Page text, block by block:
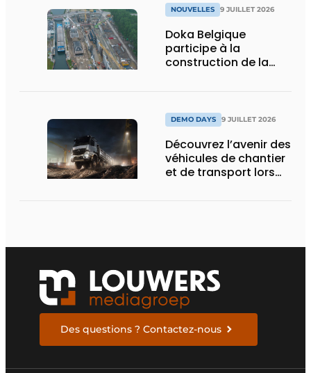
NOUVELLES 9 JUILLET 2026
Doka Belgique
participe à la
construction de la
DEMO DAYS 9 JUILLET 2026
Découvrez l’avenir des
véhicules de chantier
et de transport lors
Des questions ? Contactez-nous